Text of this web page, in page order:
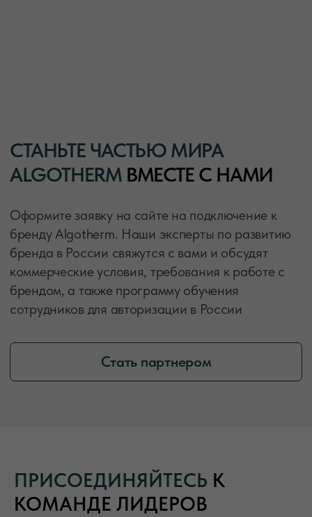
ПРИСОЕДИНЯЙТЕСЬ К
КОМАНДЕ ЛИДЕРОВ